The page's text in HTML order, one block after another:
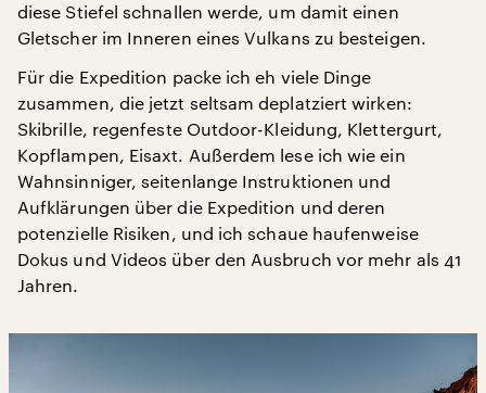
diese Stiefel schnallen werde, um damit einen
Gletscher im Inneren eines Vulkans zu besteigen.
Für die Expedition packe ich eh viele Dinge
zusammen, die jetzt seltsam deplatziert wirken:
Skibrille, regenfeste Outdoor-Kleidung, Klettergurt,
Kopflampen, Eisaxt. Außerdem lese ich wie ein
Wahnsinniger, seitenlange Instruktionen und
Aufklärungen über die Expedition und deren
potenzielle Risiken, und ich schaue haufenweise
Dokus und Videos über den Ausbruch vor mehr als 41
Jahren.